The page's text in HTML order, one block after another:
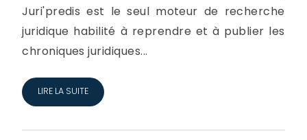
Juri'predis est le seul moteur de recherche
juridique habilité à reprendre et à publier les
chroniques juridiques...
LIRE LA SUITE